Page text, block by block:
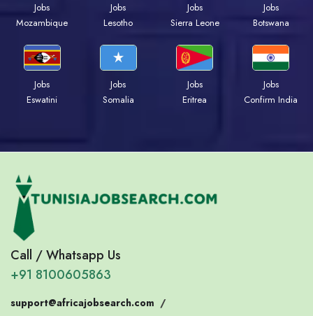
Jobs
Mozambique
Jobs
Lesotho
Jobs
Sierra Leone
Jobs
Botswana
Jobs
Eswatini
Jobs
Somalia
Jobs
Eritrea
Jobs
Confirm India
Call / Whatsapp Us
+91 8100605863
support@africajobsearch.com /